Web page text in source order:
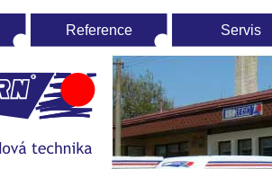
Úvodní
stránka
Reference Servis